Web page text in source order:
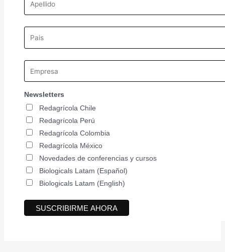
Newsletters
Redagrícola Chile
Redagrícola Perú
Redagrícola Colombia
Redagrícola México
Novedades de conferencias y cursos
Biologicals Latam (Español)
Biologicals Latam (English)